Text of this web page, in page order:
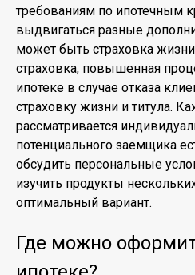
требованиям по ипотечным
выдвигаться разные
может быть страховка
страховка, повышенная
ипотеке в случае отказа
страховку жизни и титула.
рассматривается
потенциального заемщика
обсудить персональные
изучить продукты
оптимальный вариант.
Где можно